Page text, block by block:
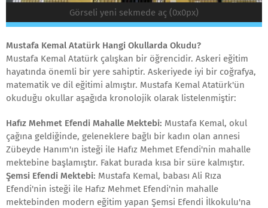
Görseli yeni sekmede aç (0x0px)
Mustafa Kemal Atatürk Hangi Okullarda Okudu?
Mustafa Kemal Atatürk çalışkan bir öğrencidir. Askeri eğitim
hayatında önemli bir yere sahiptir. Askeriyede iyi bir coğrafya,
matematik ve dil eğitimi almıştır. Mustafa Kemal Atatürk'ün
okuduğu okullar aşağıda kronolojik olarak listelenmiştir:
Hafız Mehmet Efendi Mahalle Mektebi: Mustafa Kemal, okul
çağına geldiğinde, geleneklere bağlı bir kadın olan annesi
Zübeyde Hanım'ın isteği ile Hafız Mehmet Efendi'nin mahalle
mektebine başlamıştır. Fakat burada kısa bir süre kalmıştır.
Şemsi Efendi Mektebi: Mustafa Kemal, babası Ali Rıza
Efendi'nin isteği ile Hafız Mehmet Efendi'nin mahalle
mektebinden modern eğitim yapan Şemsi Efendi İlkokulu'na